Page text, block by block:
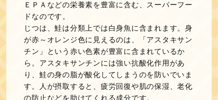
ＥＰＡなどの栄養素を豊富に含む、スーパーフー
ドなのです。
じつは、鮭は分類上では白身魚に含まれます。身
が赤～オレンジ色に見えるのは、「アスタキサン
チン」という赤い色素が豊富に含まれているか
ら。アスタキサンチンには強い抗酸化作用があ
り、鮭の身の脂が酸化してしまうのを防いでいま
す。人が摂取すると、疲労回復や肌の保湿、老化
の防止などを助けてくれる成分です。